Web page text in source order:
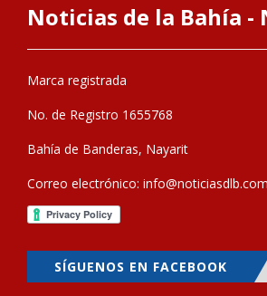
Noticias de la Bahía -
Marca registrada
No. de Registro 1655768
Bahía de Banderas, Nayarit
Correo electrónico: info@noticiasdlb.com
SÍGUENOS EN FACEBOOK